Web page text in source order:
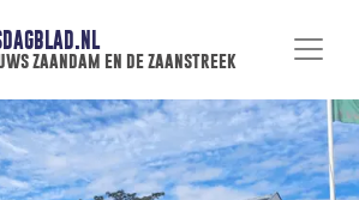
zaandam en de zaanstreek